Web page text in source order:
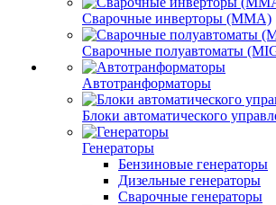
Сварочные инверторы (MMA)
Сварочные полуавтоматы
Автотранформаторы
Блоки автоматического
Генераторы
Бензиновые генераторы
Дизельные генераторы
Сварочные генераторы